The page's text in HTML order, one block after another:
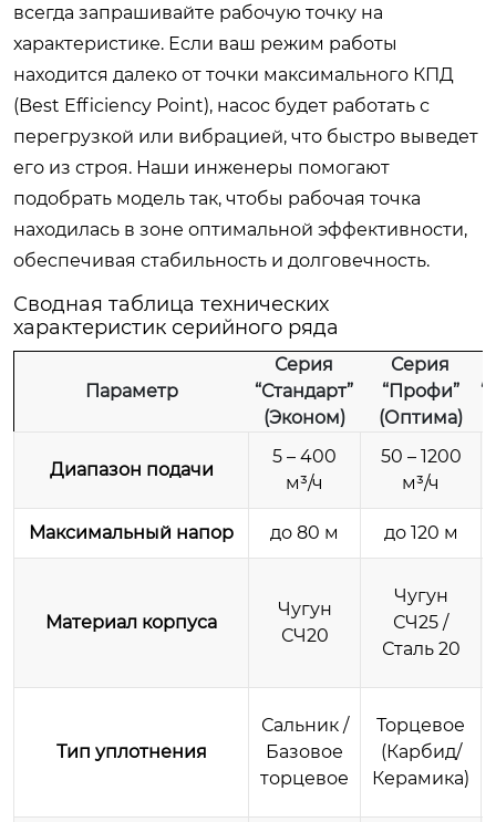
всегда запрашивайте рабочую точку на
характеристике. Если ваш режим работы
находится далеко от точки максимального КПД
(Best Efficiency Point), насос будет работать с
перегрузкой или вибрацией, что быстро выведет
его из строя. Наши инженеры помогают
подобрать модель так, чтобы рабочая точка
находилась в зоне оптимальной эффективности,
обеспечивая стабильность и долговечность.
Сводная таблица технических
характеристик серийного ряда
Параметр
Серия
“Стандарт”
(Эконом)
Серия
“Профи”
(Оптима)
Диапазон подачи
5 – 400
м³/ч
50 – 1200
м³/ч
Максимальный напор до 80 м до 120 м
Материал корпуса
Чугун
СЧ20
Чугун
СЧ25 /
Сталь 20
Тип уплотнения
Сальник /
Базовое
торцевое
Торцевое
(Карбид/
Керамика)